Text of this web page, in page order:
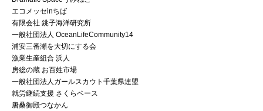
エコメッセinちば
有限会社 銚子海洋研究所
一般社団法人 OceanLifeCommunity14
浦安三番瀬を大切にする会
漁業生産組合 浜人
房総の蔵 お百姓市場
一般社団法人ガールスカウト千葉県連盟
就労継続支援 さくらベース
唐桑御殿つなかん